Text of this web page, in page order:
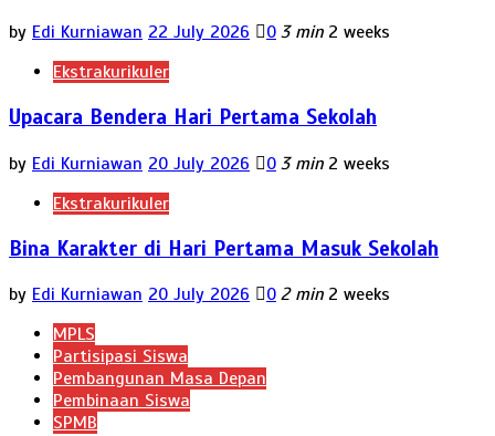
by Edi Kurniawan 22 July 2026 0 3 min 2 weeks
Ekstrakurikuler
Upacara Bendera Hari Pertama Sekolah
by Edi Kurniawan 20 July 2026 0 3 min 2 weeks
Ekstrakurikuler
Bina Karakter di Hari Pertama Masuk Sekolah
by Edi Kurniawan 20 July 2026 0 2 min 2 weeks
MPLS
Partisipasi Siswa
Pembangunan Masa Depan
Pembinaan Siswa
SPMB